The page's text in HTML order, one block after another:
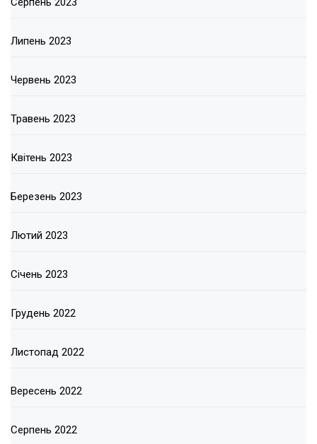
Липень 2023
Червень 2023
Травень 2023
Квітень 2023
Березень 2023
Лютий 2023
Січень 2023
Грудень 2022
Листопад 2022
Вересень 2022
Серпень 2022